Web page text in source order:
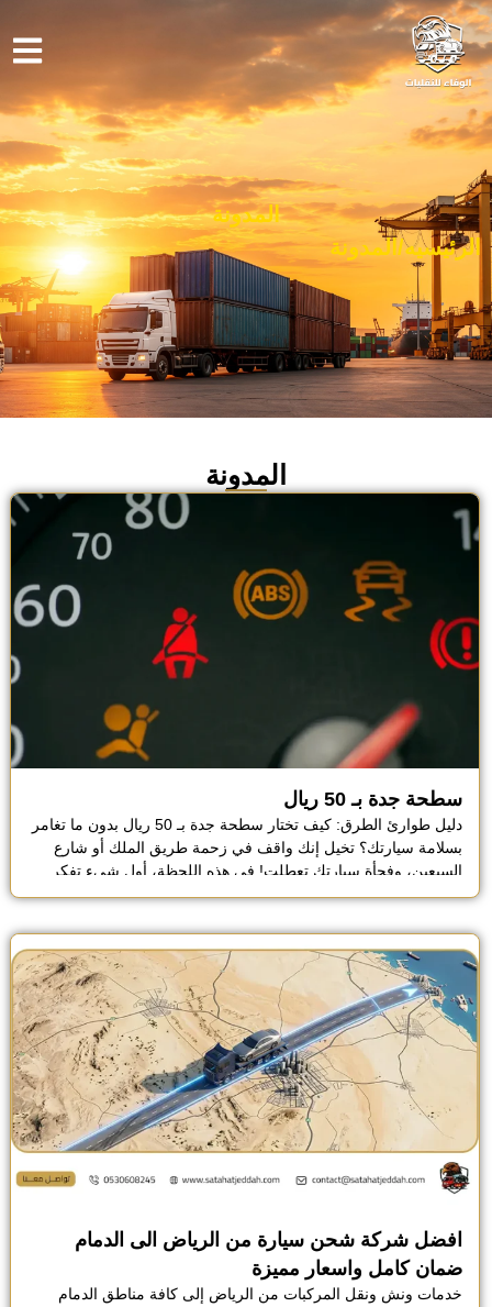
المدونة
الرئيسيه/المدونة
المدونة
سطحة جدة بـ 50 ريال
دليل طوارئ الطرق: كيف تختار سطحة جدة بـ 50 ريال بدون ما تغامر
بسلامة سيارتك؟ تخيل إنك واقف في زحمة طريق الملك أو شارع
السبعين، وفجأة سيارتك تعطلت! في هذه اللحظة، أول شيء تفكر
فيه هو إنك تلاقي رقم سطحه يجيك بسرعة، ويخلصك من الموقف
افضل شركة شحن سيارة من الرياض الى الدمام
ضمان كامل واسعار مميزة
خدمات ونش ونقل المركبات من الرياض إلى كافة مناطق الدمام